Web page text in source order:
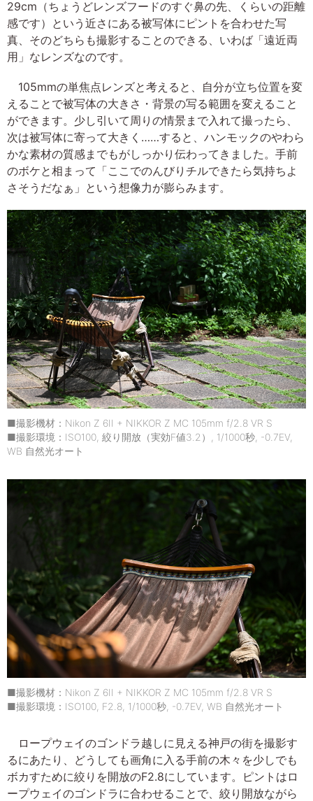
29cm（ちょうどレンズフードのすぐ鼻の先、くらいの距離
感です）という近さにある被写体にピントを合わせた写
真、そのどちらも撮影することのできる、いわば「遠近両
用」なレンズなのです。
105mmの単焦点レンズと考えると、自分が立ち位置を変
えることで被写体の大きさ・背景の写る範囲を変えること
ができます。少し引いて周りの情景まで入れて撮ったら、
次は被写体に寄って大きく……すると、ハンモックのやわら
かな素材の質感までもがしっかり伝わってきました。手前
のボケと相まって「ここでのんびりチルできたら気持ちよ
さそうだなぁ」という想像力が膨らみます。
■撮影機材：Nikon Z 6II + NIKKOR Z MC 105mm f/2.8 VR S
■撮影環境：ISO100, 絞り開放（実効F値3.2）, 1/1000秒, -0.7EV,
WB 自然光オート
■撮影機材：Nikon Z 6II + NIKKOR Z MC 105mm f/2.8 VR S
■撮影環境：ISO100, F2.8, 1/1000秒, -0.7EV, WB 自然光オート
ロープウェイのゴンドラ越しに見える神戸の街を撮影す
るにあたり、どうしても画角に入る手前の木々を少しでも
ボカすために絞りを開放のF2.8にしています。ピントはロ
ープウェイのゴンドラに合わせることで、絞り開放ながら